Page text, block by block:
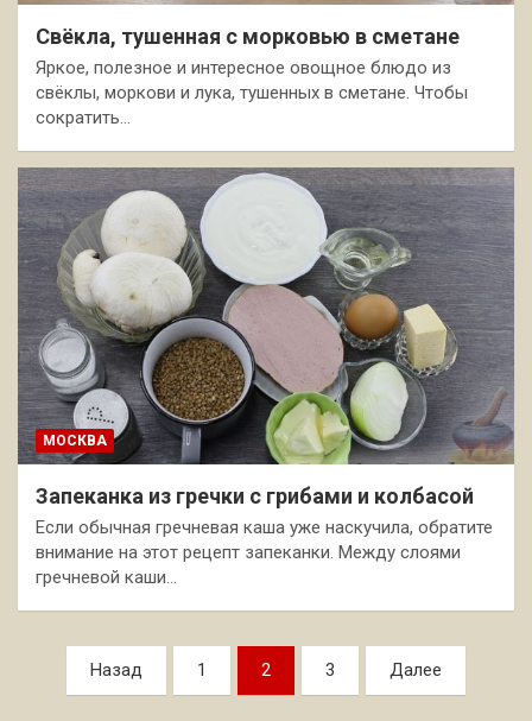
Свёкла, тушенная с морковью в сметане
Яркое, полезное и интересное овощное блюдо из
свёклы, моркови и лука, тушенных в сметане. Чтобы
сократить…
МОСКВА
Запеканка из гречки с грибами и колбасой
Если обычная гречневая каша уже наскучила, обратите
внимание на этот рецепт запеканки. Между слоями
гречневой каши…
Пагинация
записей
Назад 1 2 3 Далее